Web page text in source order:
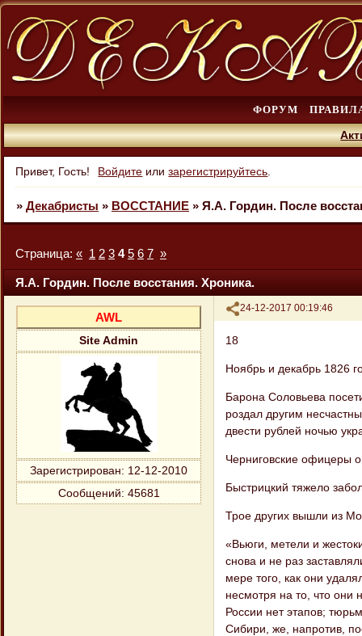
ФОРУМ
Привет, Гость! Войдите илизарегистрируйтесь
» Декабристы » ВОССТАНИЕ » Я.А. Гордин. После
Я.А. Гордин. После восстания. Хроника.
Страница: « 1 2 3 4 5 6 7 »
Поделиться
24-12-2017 00:19:46
AWL
Site Admin
Зарегистрирован: 12-12-2010
Сообщений: 45681
18
Ноябрь и декабрь 1826
Барона Соловьева
роздал другим
двести рублей ночью
Черниговские офицеры
Быстрицкий тяжело
Трое других вышли из
«Вьюги, метели и
снова и не раз
мере того, как они
несмотря на то, что они
России нет этапов;
Сибири, же, напротив,